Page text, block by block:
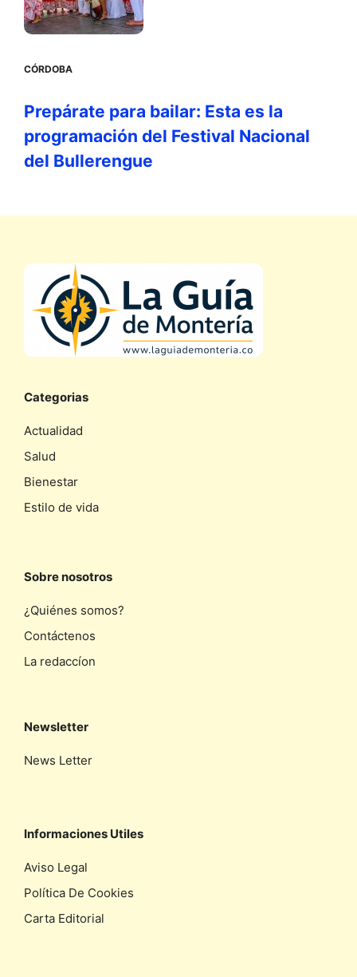
CÓRDOBA
Prepárate para bailar: Esta es la
programación del Festival Nacional
del Bullerengue
Categorias
Actualidad
Salud
Bienestar
Estilo de vida
Sobre nosotros
¿Quiénes somos?
Contáctenos
La redaccíon
Newsletter
News Letter
Informaciones Utiles
Aviso Legal
Política De Cookies
Carta Editorial